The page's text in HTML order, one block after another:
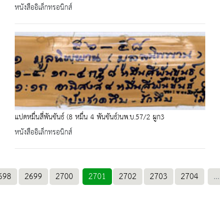
หนังสืออิเล็กทรอนิกส์
แปดหมื่นสี่พันขันธ์ (8 หมื่น 4 พันขันธ์)นพ.บ.57/2 ผูก3
หนังสืออิเล็กทรอนิกส์
2699 2700 2701 2702 2703 2704 ...